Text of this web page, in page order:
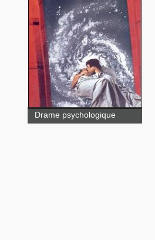
Sous les draps, les
étoiles
Drame psychologique